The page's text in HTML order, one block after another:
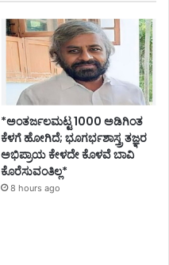
*ಅಂತರ್ಜಲಮಟ್ಟ 1000 ಅಡಿಗಿಂತ
ಕೆಳಗೆ ಹೋಗಿದೆ; ಭೂಗರ್ಭಶಾಸ್ತ್ರ ತಜ್ಞರ
ಅಭಿಪ್ರಾಯ ಕೇಳದೇ ಕೊಳವೆ ಬಾವಿ
ಕೊರೆಸುವಂತಿಲ್ಲ*
8 hours ago